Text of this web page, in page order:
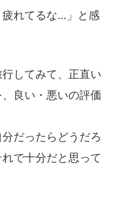
疲れてるな…」と感
してみて、正直い
良い・悪いの評価
だったらどうだろ
で十分だと思って